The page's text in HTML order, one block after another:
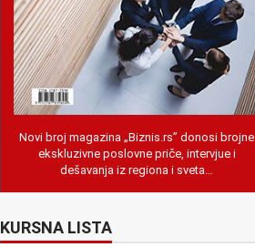
Novi broj magazina „Biznis.rs” donosi brojne
ekskluzivne poslovne priče, intervjue i
dešavanja iz regiona i sveta…
KURSNA LISTA